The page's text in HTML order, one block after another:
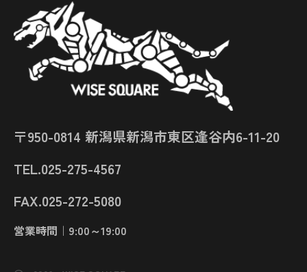
〒950-0814 新潟県新潟市東区逢谷内6-11-20
TEL.025-275-4567
FAX.025-272-5080
営業時間｜9:00～19:00